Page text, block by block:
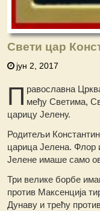
Свети цар
јун 2, 2017
П равославна
међу Светима,
цaрицу Јелену.
Родитељи
царица Јелена. Флор
Јелене имаше само
Три велике борбе
против Максенција
Дунаву и трећу